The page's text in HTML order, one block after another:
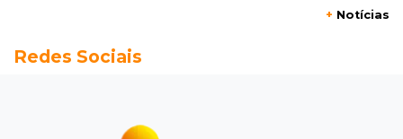
MS já tem projetos em mercado de carbono
Licenciamento ambiental
+ Notícias
Redes Sociais